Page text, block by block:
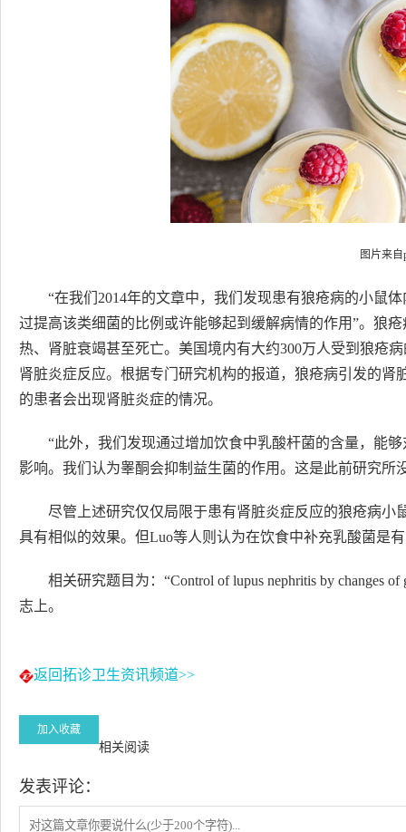
图片来自
“在我们2014年的文章中，我们发现患有狼疮病的小鼠
过提高该类细菌的比例或许能够起到缓解病情的作用”。狼
热、肾脏衰竭甚至死亡。美国境内有大约300万人受到狼疮
肾脏炎症反应。根据专门研究机构的报道，狼疮病引发的肾
的患者会出现肾脏炎症的情况。
“此外，我们发现通过增加饮食中乳酸杆菌的含量，能
影响。我们认为睾酮会抑制益生菌的作用。这是此前研究所
尽管上述研究仅仅局限于患有肾脏炎症反应的狼疮病
具有相似的效果。但Luo等人则认为在饮食中补充乳酸菌是
相关研究题目为：“Control of lupus nephritis by changes
志上。
返回拓诊卫生资讯频道>>
加入收藏
相关阅读
发表评论：